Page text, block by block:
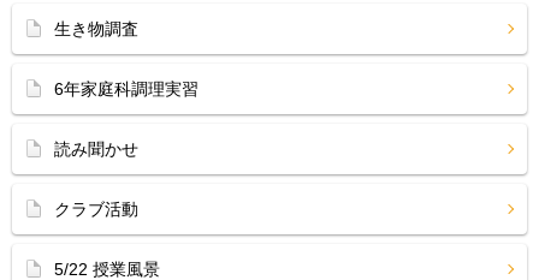
生き物調査
6年家庭科調理実習
読み聞かせ
クラブ活動
5/22 授業風景